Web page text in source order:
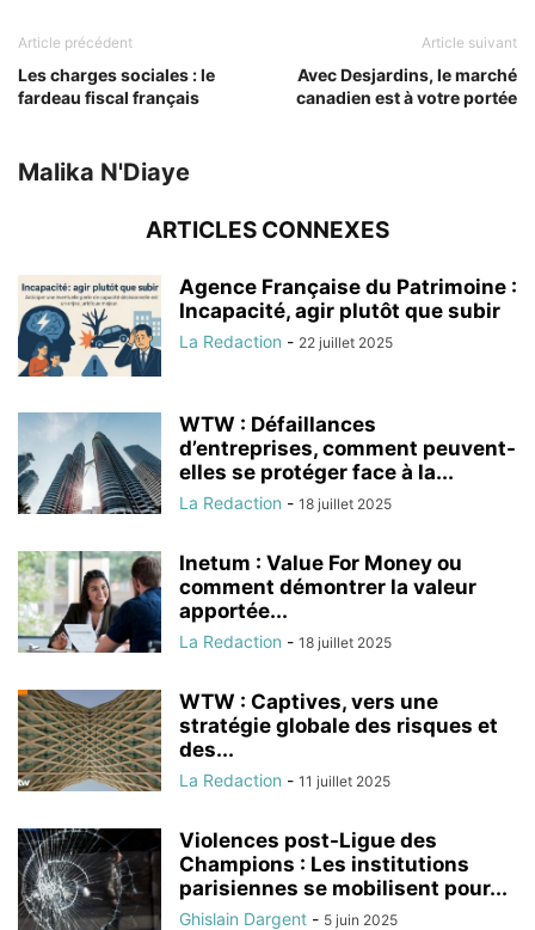
Article précédent
Les charges sociales : le
fardeau fiscal français
Article suivant
Avec Desjardins, le marché
canadien est à votre portée
Malika N'Diaye
ARTICLES CONNEXES
Agence Française du Patrimoine :
Incapacité, agir plutôt que subir
La Redaction - 22 juillet 2025
WTW : Défaillances
d’entreprises, comment peuvent-
elles se protéger face à la...
La Redaction - 18 juillet 2025
Inetum : Value For Money ou
comment démontrer la valeur
apportée...
La Redaction - 18 juillet 2025
WTW : Captives, vers une
stratégie globale des risques et
des...
La Redaction - 11 juillet 2025
Violences post-Ligue des
Champions : Les institutions
parisiennes se mobilisent pour...
Ghislain Dargent - 5 juin 2025